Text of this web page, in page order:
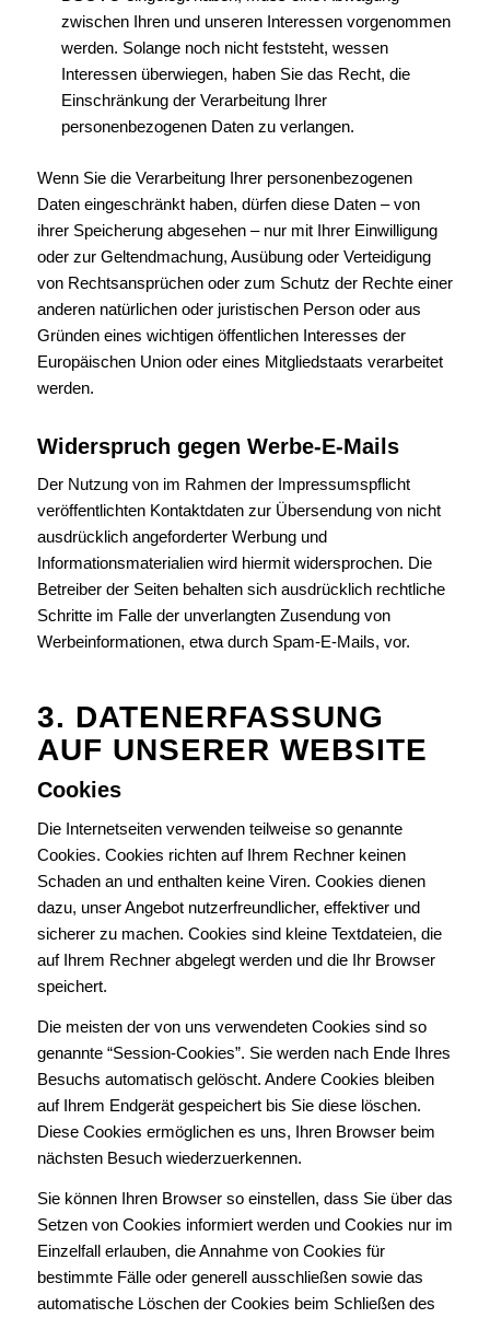
zwischen Ihren und unseren Interessen vorgenommen
werden. Solange noch nicht feststeht, wessen
Interessen überwiegen, haben Sie das Recht, die
Einschränkung der Verarbeitung Ihrer
personenbezogenen Daten zu verlangen.
Wenn Sie die Verarbeitung Ihrer personenbezogenen
Daten eingeschränkt haben, dürfen diese Daten – von
ihrer Speicherung abgesehen – nur mit Ihrer Einwilligung
oder zur Geltendmachung, Ausübung oder Verteidigung
von Rechtsansprüchen oder zum Schutz der Rechte einer
anderen natürlichen oder juristischen Person oder aus
Gründen eines wichtigen öffentlichen Interesses der
Europäischen Union oder eines Mitgliedstaats verarbeitet
werden.
Widerspruch gegen Werbe-E-Mails
Der Nutzung von im Rahmen der Impressumspflicht
veröffentlichten Kontaktdaten zur Übersendung von nicht
ausdrücklich angeforderter Werbung und
Informationsmaterialien wird hiermit widersprochen. Die
Betreiber der Seiten behalten sich ausdrücklich rechtliche
Schritte im Falle der unverlangten Zusendung von
Werbeinformationen, etwa durch Spam-E-Mails, vor.
3. DATENERFASSUNG
AUF UNSERER WEBSITE
Cookies
Die Internetseiten verwenden teilweise so genannte
Cookies. Cookies richten auf Ihrem Rechner keinen
Schaden an und enthalten keine Viren. Cookies dienen
dazu, unser Angebot nutzerfreundlicher, effektiver und
sicherer zu machen. Cookies sind kleine Textdateien, die
auf Ihrem Rechner abgelegt werden und die Ihr Browser
speichert.
Die meisten der von uns verwendeten Cookies sind so
genannte “Session-Cookies”. Sie werden nach Ende Ihres
Besuchs automatisch gelöscht. Andere Cookies bleiben
auf Ihrem Endgerät gespeichert bis Sie diese löschen.
Diese Cookies ermöglichen es uns, Ihren Browser beim
nächsten Besuch wiederzuerkennen.
Sie können Ihren Browser so einstellen, dass Sie über das
Setzen von Cookies informiert werden und Cookies nur im
Einzelfall erlauben, die Annahme von Cookies für
bestimmte Fälle oder generell ausschließen sowie das
automatische Löschen der Cookies beim Schließen des